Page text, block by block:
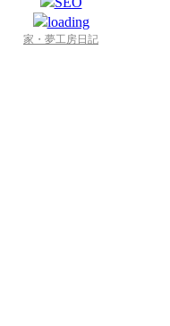
家・夢工房日記